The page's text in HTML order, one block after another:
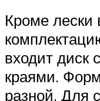
Кроме лески
входит диск
краями.
разной. Для